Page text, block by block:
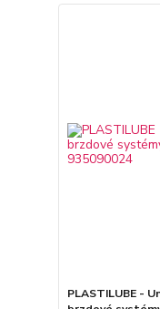
PLASTILUBE -